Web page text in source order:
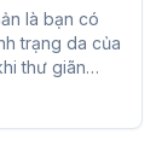
là bạn có
trạng da của
thư giãn
tra và lựa